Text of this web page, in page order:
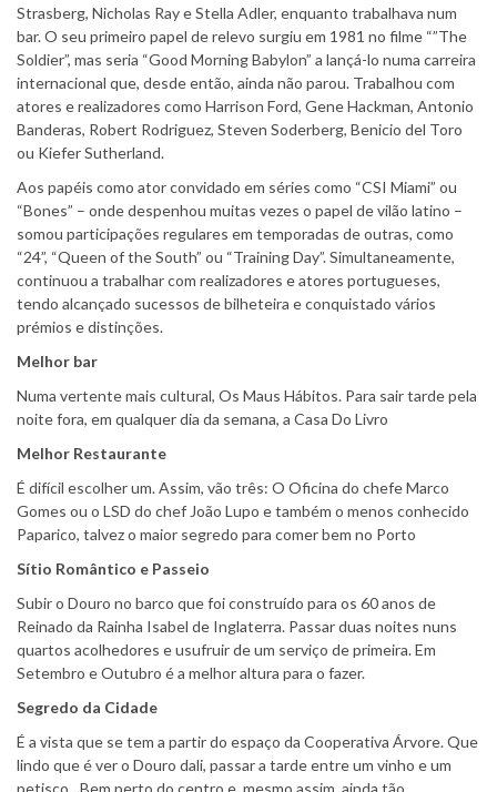
Strasberg, Nicholas Ray e Stella Adler, enquanto trabalhava num
bar. O seu primeiro papel de relevo surgiu em 1981 no filme “”The
Soldier”, mas seria “Good Morning Babylon” a lançá-lo numa carreira
internacional que, desde então, ainda não parou. Trabalhou com
atores e realizadores como Harrison Ford, Gene Hackman, Antonio
Banderas, Robert Rodriguez, Steven Soderberg, Benicio del Toro
ou Kiefer Sutherland.
Aos papéis como ator convidado em séries como “CSI Miami” ou
“Bones” – onde despenhou muitas vezes o papel de vilão latino –
somou participações regulares em temporadas de outras, como
“24”, “Queen of the South” ou “Training Day”. Simultaneamente,
continuou a trabalhar com realizadores e atores portugueses,
tendo alcançado sucessos de bilheteira e conquistado vários
prémios e distinções.
Melhor bar
Numa vertente mais cultural, Os Maus Hábitos. Para sair tarde pela
noite fora, em qualquer dia da semana, a Casa Do Livro
Melhor Restaurante
É difícil escolher um. Assim, vão três: O Oficina do chefe Marco
Gomes ou o LSD do chef João Lupo e também o menos conhecido
Paparico, talvez o maior segredo para comer bem no Porto
Sítio Romântico e Passeio
Subir o Douro no barco que foi construído para os 60 anos de
Reinado da Rainha Isabel de Inglaterra. Passar duas noites nuns
quartos acolhedores e usufruir de um serviço de primeira. Em
Setembro e Outubro é a melhor altura para o fazer.
Segredo da Cidade
É a vista que se tem a partir do espaço da Cooperativa Árvore. Que
lindo que é ver o Douro dali, passar a tarde entre um vinho e um
petisco…Bem perto do centro e, mesmo assim, ainda tão